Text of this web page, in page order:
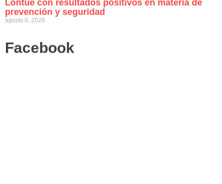
Lontué con resultados positivos en materia de
prevención y seguridad
agosto 6, 2026
Facebook